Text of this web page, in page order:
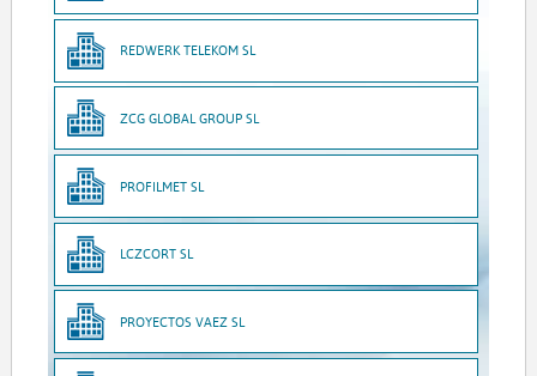
REDWERK TELEKOM SL
ZCG GLOBAL GROUP SL
PROFILMET SL
LCZCORT SL
PROYECTOS VAEZ SL